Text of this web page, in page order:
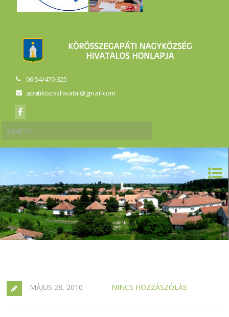
06-54/470-325
apatikozoshivatal@gmail.com
MÁJUS 28, 2010 NINCS HOZZÁSZÓLÁS